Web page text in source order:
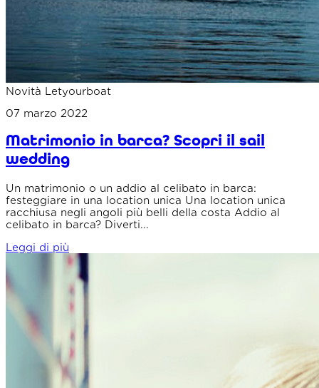
Novità Letyourboat
07 marzo 2022
Matrimonio in barca? Scopri il sail
wedding
Un matrimonio o un addio al celibato in barca:
festeggiare in una location unica Una location unica
racchiusa negli angoli più belli della costa Addio al
celibato in barca? Diverti...
Leggi di più